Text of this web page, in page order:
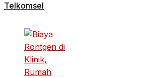
Telkomsel